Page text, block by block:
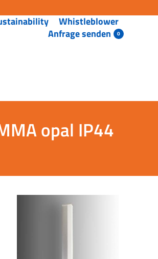
Whistleblower
Anfrage senden
opal IP44